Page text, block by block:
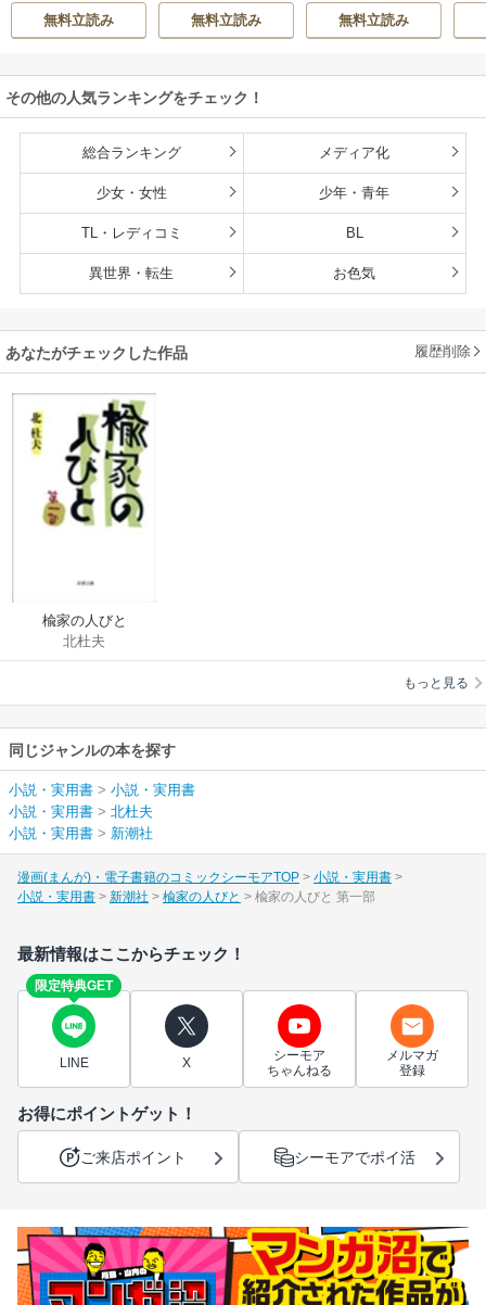
無料立読み
無料立読み
とは忘れてくださ
い
無料立読み
その他の人気ランキングをチェック！
総合ランキング メディア化
少女・女性 少年・青年
TL・レディコミ BL
異世界・転生 お色気
あなたがチェックした作品 履歴削除
楡家の人びと
北杜夫
もっと見る
同じジャンルの本を探す
小説・実用書 > 小説・実用書
小説・実用書 > 北杜夫
小説・実用書 > 新潮社
漫画(まんが)・電子書籍のコミックシーモアTOP
小説・実用書
小説・実用書
新潮社 楡家の人びと 楡家の人びと 第一部
最新情報はここからチェック！
限定特典GET
LINE X
シーモア
ちゃんねる
メルマガ
登録
お得にポイントゲット！
ご来店ポイント シーモアでポイ活